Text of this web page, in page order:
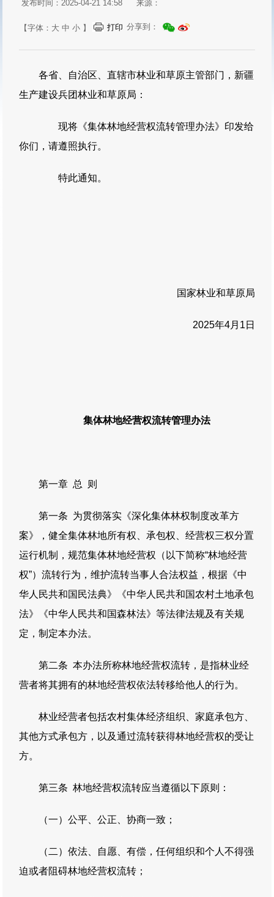
发布时间：2025-04-21 14:58 来源：
【字体： 大 中 小】 打印 分享到：
各省、自治区、直辖市林业和草原主管部门，新疆
生产建设兵团林业和草原局：
现将《集体林地经营权流转管理办法》印发给
你们，请遵照执行。
特此通知。
国家林业和草原局
2025年4月1日
集体林地经营权流转管理办法
第一章 总 则
第一条 为贯彻落实《深化集体林权制度改革方
案》，健全集体林地所有权、承包权、经营权三权分置
运行机制，规范集体林地经营权（以下简称“林地经营
权”）流转行为，维护流转当事人合法权益，根据《中
华人民共和国民法典》《中华人民共和国农村土地承包
法》《中华人民共和国森林法》等法律法规及有关规
定，制定本办法。
第二条 本办法所称林地经营权流转，是指林业经
营者将其拥有的林地经营权依法转移给他人的行为。
林业经营者包括农村集体经济组织、家庭承包方、
其他方式承包方，以及通过流转获得林地经营权的受让
方。
第三条 林地经营权流转应当遵循以下原则：
（一）公平、公正、协商一致；
（二）依法、自愿、有偿，任何组织和个人不得强
迫或者阻碍林地经营权流转；